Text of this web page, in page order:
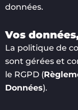
données.
Vos
La politique de
sont gérées et
le RGPD (
Données).